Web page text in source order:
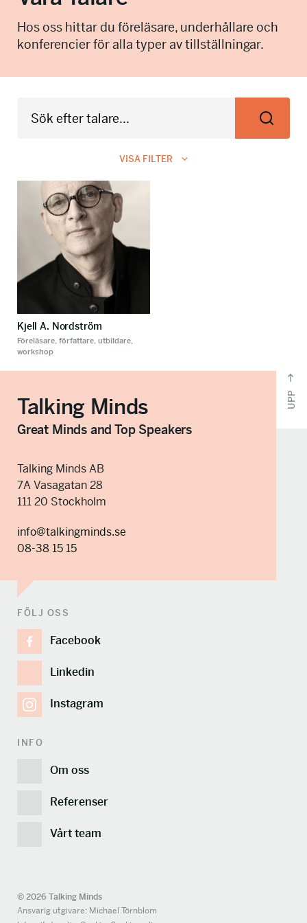
info@talkingminds.se
Hos oss hittar du föreläsare, underhållare och
konferencier för alla typer av tillställningar.
VISA FILTER
Kjell A. Nordström
Föreläsare, författare, utbildare,
workshop
Talking Minds
Great Minds and Top Speakers
Talking Minds AB
7A Vasagatan 28
111 20 Stockholm
info@talkingminds.se
08-38 15 15
UPP
FÖLJ OSS
Facebook
Linkedin
Instagram
INFO
Om oss
Referenser
Vårt team
© 2026 Talking Minds
Ansvarig utgivare: Michael Törnblom